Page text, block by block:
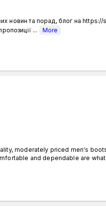
новин та порад, блог на
...
More
moderately priced men's
and dependable are